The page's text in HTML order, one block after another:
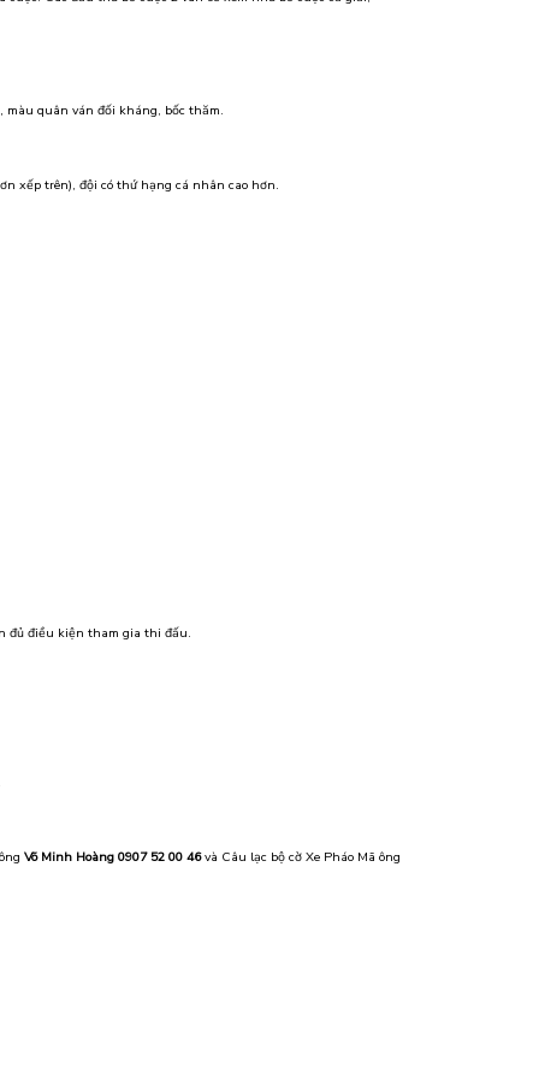
quân ván đối kháng, bốc thăm.
xếp trên), đội có thứ hạng cá nhân cao hơn.
đủ điều kiện tham gia thi đấu.
Võ Minh Hoàng 0907 52 00 46và Câu lạc bộ cờ Xe Pháo Mã ông